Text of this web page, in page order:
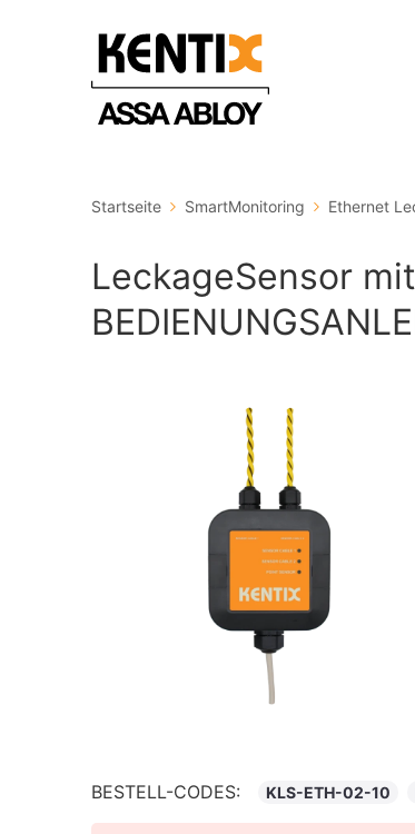
Startseite SmartMonitoring Ethernet
LeckageSensor
BESTELL-CODES: KLS-ETH-02-10